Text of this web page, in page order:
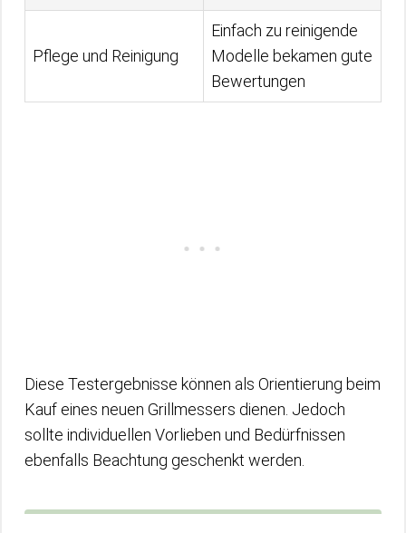
Pflege und Reinigung
Einfach zu reinigende
Modelle bekamen gute
Bewertungen
Diese Testergebnisse können als Orientierung beim
Kauf eines neuen Grillmessers dienen. Jedoch
sollte individuellen Vorlieben und Bedürfnissen
ebenfalls Beachtung geschenkt werden.